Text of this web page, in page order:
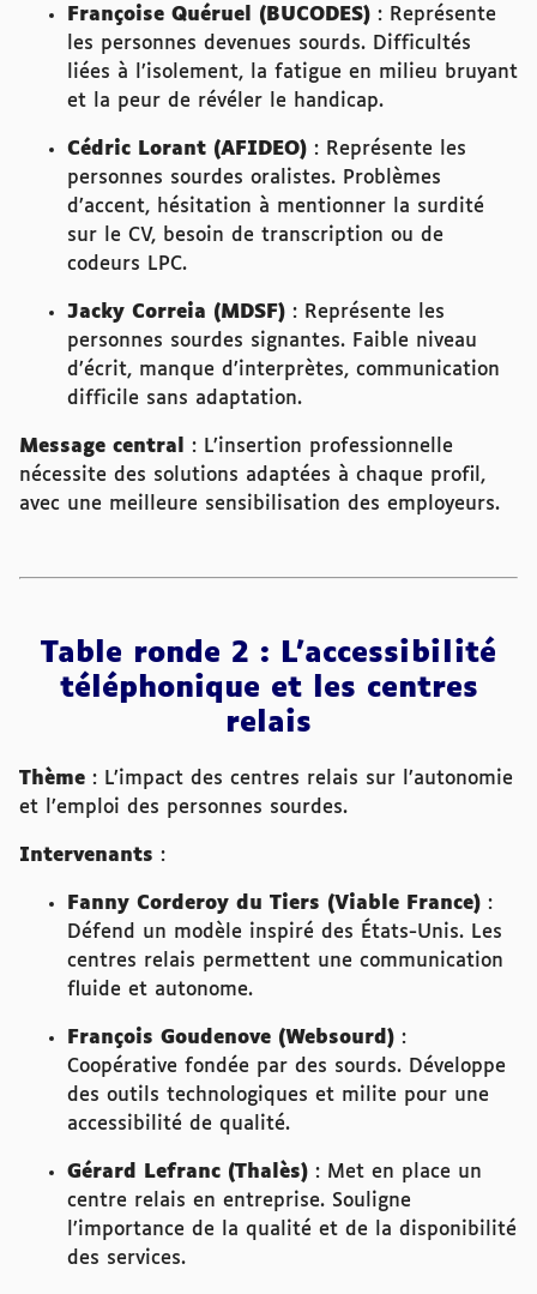
Françoise Quéruel (BUCODES) : Représente
les personnes devenues sourds. Difficultés
liées à l’isolement, la fatigue en milieu bruyant
et la peur de révéler le handicap.
Cédric Lorant (AFIDEO) : Représente les
personnes sourdes oralistes. Problèmes
d’accent, hésitation à mentionner la surdité
sur le CV, besoin de transcription ou de
codeurs LPC.
Jacky Correia (MDSF) : Représente les
personnes sourdes signantes. Faible niveau
d’écrit, manque d’interprètes, communication
difficile sans adaptation.
Message central
: L’insertion professionnelle
nécessite des solutions adaptées à chaque profil,
avec une meilleure sensibilisation des employeurs.
Table ronde 2 : L’accessibilité
téléphonique et les centres
relais
Thème : L’impact des centres relais sur l’autonomie
et l’emploi des personnes sourdes.
Intervenants :
Fanny Corderoy du Tiers (Viable France) :
Défend un modèle inspiré des États-Unis. Les
centres relais permettent une communication
fluide et autonome.
François Goudenove (Websourd) :
Coopérative fondée par des sourds. Développe
des outils technologiques et milite pour une
accessibilité de qualité.
Gérard Lefranc (Thalès) : Met en place un
centre relais en entreprise. Souligne
l’importance de la qualité et de la disponibilité
des services.